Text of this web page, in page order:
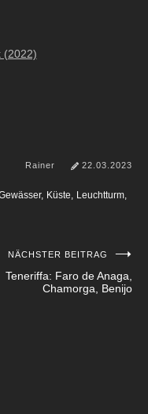
(2022)
Rainer 22.03.2023
Küste
Leuchtturm
NÄCHSTER BEITRAG
Teneriffa: Faro de Anaga,
Chamorga, Benijo